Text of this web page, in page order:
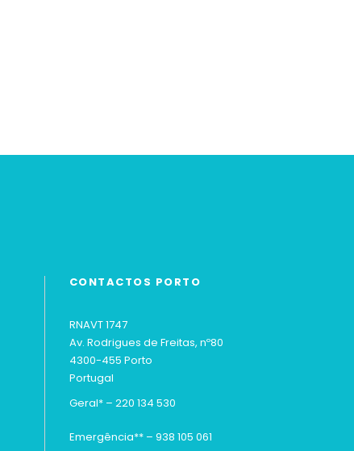
CONTACTOS PORTO
RNAVT 1747
Av. Rodrigues de Freitas, nº80
4300-455 Porto
Portugal
Geral* – 220 134 530
Emergência** – 938 105 061